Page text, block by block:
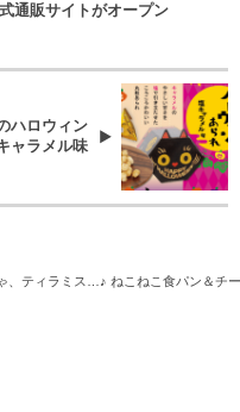
通販サイトがオープン
ハロウィン
ャラメル味
、ティラミス…♪ ねこねこ食パン＆チ